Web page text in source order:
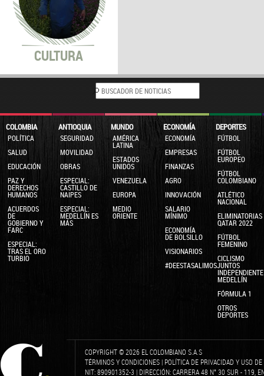
CULTURA
COLOMBIA
POLÍTICA
SALUD
EDUCACIÓN
PAZ Y
DERECHOS
HUMANOS
ACUERDOS
DE
GOBIERNO Y
FARC
ESPECIAL:
TRAS EL ORO
TURBIO
ANTIOQUIA
SEGURIDAD
MOVILIDAD
OBRAS
ESPECIAL:
CASTILLO DE
NAIPES
ESPECIAL:
MEDELLÍN ES
MÁS
MUNDO
AMÉRICA
LATINA
ESTADOS
UNIDOS
VENEZUELA
EUROPA
MEDIO
ORIENTE
ECONOMÍA
ECONOMÍA
EMPRESAS
FINANZAS
AGRO
INNOVACIÓN
SALARIO
MÍNIMO
ECONOMÍA
DE BOLSILLO
VISIONARIOS
#DEESTASALIMOSJUNTOS
DEPORTES
FÚTBOL
FÚTBOL
EUROPEO
FÚTBOL
COLOMBIANO
ATLÉTICO
NACIONAL
ELIMINATORIAS
QATAR 2022
FÚTBOL
FEMENINO
CICLISMO
INDEPENDIENTE
MEDELLÍN
FÓRMULA 1
OTROS
DEPORTES
COPYRIGHT © 2026 EL COLOMBIANO S.A.S
TÉRMINOS Y CONDICIONES | POLÍTICA DE PRIVACIDAD Y USO
NIT: 890901352-3 | DIRECCIÓN: CARRERA 48 N° 30 SUR - 119,